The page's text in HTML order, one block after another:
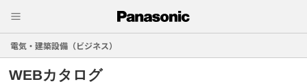
電気・建築設備（ビジネス）
WEBカタログ